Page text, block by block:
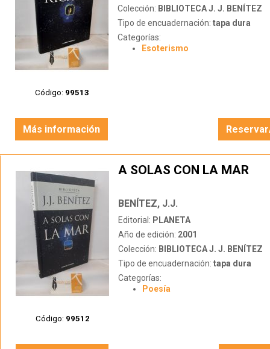
Código: 99513
Colección: BIBLIOTECA J. J. BENÍTEZ
Tipo de encuadernación: tapa dura
Categorías:
Esoterismo
Más información
Código: 99512
A SOLAS CON LA MAR
BENÍTEZ, J.J.
Editorial: PLANETA
Año de edición: 2001
Colección: BIBLIOTECA J. J. BENÍTEZ
Tipo de encuadernación: tapa dura
Categorías:
Poesía